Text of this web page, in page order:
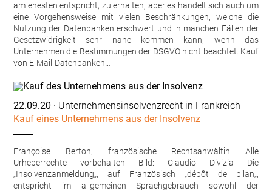
am ehesten entspricht, zu erhalten, aber es handelt sich auch um
eine Vorgehensweise mit vielen Beschränkungen, welche die
Nutzung der Datenbanken erschwert und in manchen Fällen der
Gesetzwidrigkeit sehr nahe kommen kann, wenn das
Unternehmen die Bestimmungen der DSGVO nicht beachtet. Kauf
von E-Mail-Datenbanken…
22.09.20 ∙ Unternehmensinsolvenzrecht in Frankreich
Kauf eines Unternehmens aus der Insolvenz
Françoise Berton, französische Rechtsanwältin Alle
Urheberrechte vorbehalten Bild: Claudio Divizia Die
„Insolvenzanmeldung„, auf Französisch „dépôt de bilan„,
entspricht im allgemeinen Sprachgebrauch sowohl der